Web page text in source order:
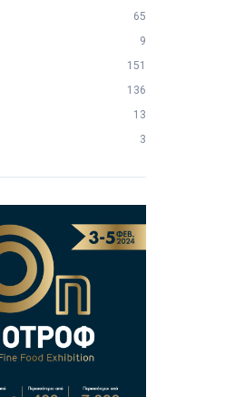
65
9
151
136
13
3